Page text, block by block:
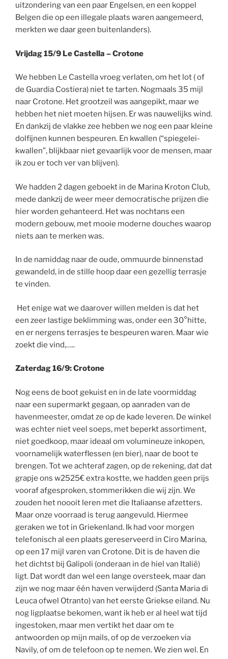
uitzondering van een paar Engelsen, en een koppel
Belgen die op een illegale plaats waren aangemeerd,
merkten we daar geen buitenlanders).
Vrijdag 15/9 Le Castella – Crotone
We hebben Le Castella vroeg verlaten, om het lot ( of
de Guardia Costiera) niet te tarten. Nogmaals 35 mijl
naar Crotone. Het grootzeil was aangepikt, maar we
hebben het niet moeten hijsen. Er was nauwelijks wind.
En dankzij de vlakke zee hebben we nog een paar kleine
dolfijnen kunnen bespeuren. En kwallen (“spiegelei-
kwallen”, blijkbaar niet gevaarlijk voor de mensen, maar
ik zou er toch ver van blijven).
We hadden 2 dagen geboekt in de Marina Kroton Club,
mede dankzij de weer meer democratische prijzen die
hier worden gehanteerd. Het was nochtans een
modern gebouw, met mooie moderne douches waarop
niets aan te merken was.
In de namiddag naar de oude, ommuurde binnenstad
gewandeld, in de stille hoop daar een gezellig terrasje
te vinden.
Het enige wat we daarover willen melden is dat het
een zeer lastige beklimming was, onder een 30°hitte,
en er nergens terrasjes te bespeuren waren. Maar wie
zoekt die vind,…..
Zaterdag 16/9: Crotone
Nog eens de boot gekuist en in de late voormiddag
naar een supermarkt gegaan, op aanraden van de
havenmeester, omdat ze op de kade leveren. De winkel
was echter niet veel soeps, met beperkt assortiment,
niet goedkoop, maar ideaal om volumineuze inkopen,
voornamelijk waterflessen (en bier), naar de boot te
brengen. Tot we achteraf zagen, op de rekening, dat dat
grapje ons w2525€ extra kostte, we hadden geen prijs
vooraf afgesproken, stommerikken die wij zijn. We
zouden het noooit leren met die Italiaanse afzetters.
Maar onze voorraad is terug aangevuld. Hiermee
geraken we tot in Griekenland. Ik had voor morgen
telefonisch al een plaats gereserveerd in Ciro Marina,
op een 17 mijl varen van Crotone. Dit is de haven die
het dichtst bij Galipoli (onderaan in de hiel van Italië)
ligt. Dat wordt dan wel een lange oversteek, maar dan
zijn we nog maar één haven verwijderd (Santa Maria di
Leuca ofwel Otranto) van het eerste Griekse eiland. Nu
nog ligplaatse bekomen, want ik heb er al heel wat tijd
ingestoken, maar men vertikt het daar om te
antwoorden op mijn mails, of op de verzoeken via
Navily, of om de telefoon op te nemen. We zien wel. En